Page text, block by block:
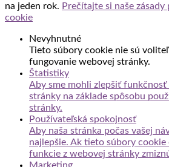
na jeden rok. Prečítajte si naše
cookie
Nevyhnutné
Tieto súbory cookie nie sú
fungovanie webovej stránky.
Štatistiky
Aby sme mohli zlepšiť
stránky na základe spôsobu
stránky.
Používateľská spokojnosť
Aby naša stránka počas vašej
najlepšie. Ak tieto súbory
funkcie z webovej stránky